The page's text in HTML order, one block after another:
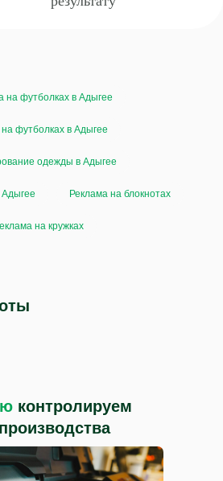
на футболках в Адыгее
футболках в Адыгее
одежды в Адыгее
Адыгее Реклама на блокнотах
на кружках
контролируем